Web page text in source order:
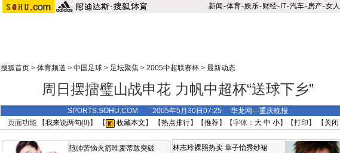
新闻-体育-娱乐-财经- IT-汽车-房产-女人
搜狐首页> 体育频道 > 中国足球> 足坛聚焦> 2005中超联赛杯> 最新动态
周日摆擂璧山战申花 力帆中超杯“送球下乡”
SPORTS.SOHU.COM 2005年5月30日07:25 华龙网—重庆晚报
页面功能 【我来说两句(0)】 【 收藏本文 】 【热点排行】【推荐】【字体： 大 中 小】【打印 】 【 关闭
范帅苦恼火箭唯麦蒂敢突破
林志玲裸照热卖 章子怡秀纱裙